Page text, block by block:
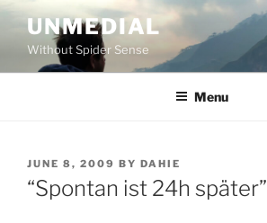
Skip
content
UNMEDIAL
Without Spider Sense
Menu
POSTED
ON
JUNE 8, 2009 BY DAHIE
“Spontan ist 24h später”